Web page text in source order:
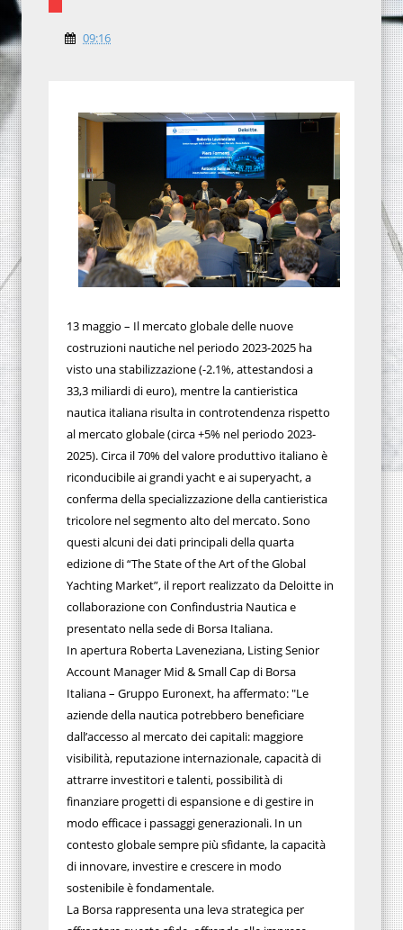
09:16
13 maggio – Il mercato globale delle nuove
costruzioni nautiche nel periodo 2023-2025 ha
visto una stabilizzazione (-2.1%, attestandosi a
33,3 miliardi di euro), mentre la cantieristica
nautica italiana risulta in controtendenza rispetto
al mercato globale (circa +5% nel periodo 2023-
2025). Circa il 70% del valore produttivo italiano è
riconducibile ai grandi yacht e ai superyacht, a
conferma della specializzazione della cantieristica
tricolore nel segmento alto del mercato. Sono
questi alcuni dei dati principali della quarta
edizione di “The State of the Art of the Global
Yachting Market”, il report realizzato da Deloitte in
collaborazione con Confindustria Nautica e
presentato nella sede di Borsa Italiana.
In apertura Roberta Laveneziana, Listing Senior
Account Manager Mid & Small Cap di Borsa
Italiana – Gruppo Euronext, ha affermato: "Le
aziende della nautica potrebbero beneficiare
dall’accesso al mercato dei capitali: maggiore
visibilità, reputazione internazionale, capacità di
attrarre investitori e talenti, possibilità di
finanziare progetti di espansione e di gestire in
modo efficace i passaggi generazionali. In un
contesto globale sempre più sfidante, la capacità
di innovare, investire e crescere in modo
sostenibile è fondamentale.
La Borsa rappresenta una leva strategica per